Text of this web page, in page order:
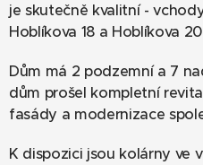
je skutečně kvalitní -
Hoblíkova 18 a Hoblíkova
Dům má 2 podzemní a 7
dům prošel kompletní
fasády a modernizace
K dispozici jsou kolárny ve